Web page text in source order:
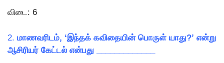
விடை: 6
2. மாணவரிடம், ‘இந்தக் கவிதையின் பொருள் யாது?’ என்று
ஆசிரியர் கேட்டல் என்பது _____________